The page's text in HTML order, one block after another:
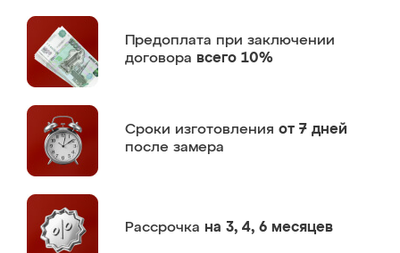
Предоплата при заключении
договора всего 10%
Сроки изготовления от 7 дней
после замера
Рассрочка на 3, 4, 6 месяцев